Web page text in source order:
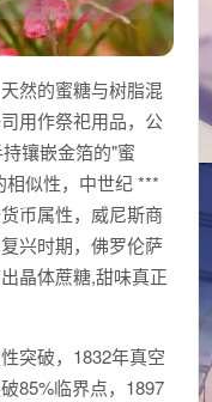
然的蜜糖与树脂混
用作祭祀用品，公
镶嵌金箔的"蜜
似性，中世纪 ***
币属性，威尼斯商
兴时期，佛罗伦萨
晶体蔗糖,甜味真正
突破，1832年真空
85%临界点，1897